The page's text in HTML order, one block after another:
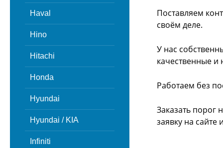
Haval
Hino
Hitachi
Honda
Hyundai
Hyundai / KIA
Infiniti
Поставляем
своём деле.
У нас
качественные и
Работаем без
Заказать порог
заявку на сайте